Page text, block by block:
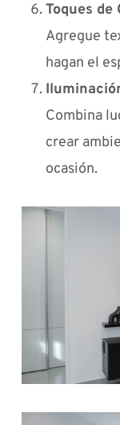
Toques
Agregue
hagan el
Combina
crear
ocasión.